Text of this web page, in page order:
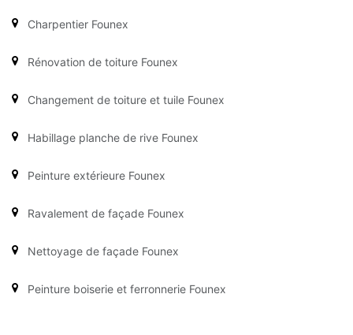
Charpentier Founex
Rénovation de toiture Founex
Changement de toiture et tuile Founex
Habillage planche de rive Founex
Peinture extérieure Founex
Ravalement de façade Founex
Nettoyage de façade Founex
Peinture boiserie et ferronnerie Founex